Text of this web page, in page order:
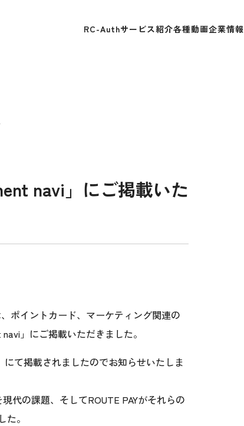
RC-Authサービス紹介各種動画企業情報
navi」にご掲載いた
ポイントカード、マーケティング関連の
」にご掲載いただきました。
にて掲載されましたのでお知らせいたしま
代の課題、そしてROUTE PAYがそれらの
。